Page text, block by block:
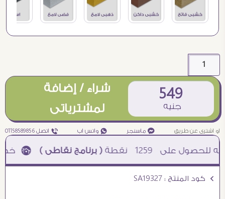
549
جنيه
شراء / إضافة
لمشترياتى
او اشترى عن طريق ¥ ماسنجر ₧ واتس اب ƒ اتصل 01158589856
1259 نقطة( برنامج نقاطى )à خصم 5% للعملاء الجدد à شحن مجانى عند الشراء ب 4000 جنيه à
Ö كود المنتج : SA19327